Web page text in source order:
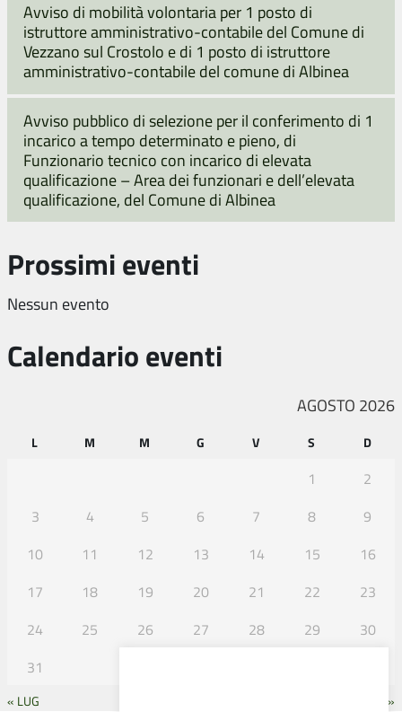
Avviso di mobilità volontaria per 1 posto di
istruttore amministrativo-contabile del Comune di
Vezzano sul Crostolo e di 1 posto di istruttore
amministrativo-contabile del comune di Albinea
Avviso pubblico di selezione per il conferimento di 1
incarico a tempo determinato e pieno, di
Funzionario tecnico con incarico di elevata
qualificazione – Area dei funzionari e dell’elevata
qualificazione, del Comune di Albinea
Prossimi eventi
Nessun evento
Calendario eventi
AGOSTO 2026
L M M G V S D
1
2
3
4 5 6 7 8
9
10
11 12 13 14 15
16
17
18 19 20 21 22
23
24
25 26 27 28 29
30
31
« LUG SET »